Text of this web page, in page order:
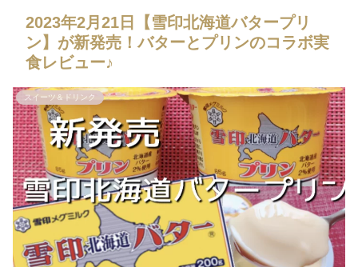
2023年2月21日【雪印北海道バタープリ
ン】が新発売！バターとプリンのコラボ実
食レビュー♪
スイーツ＆ドリンク